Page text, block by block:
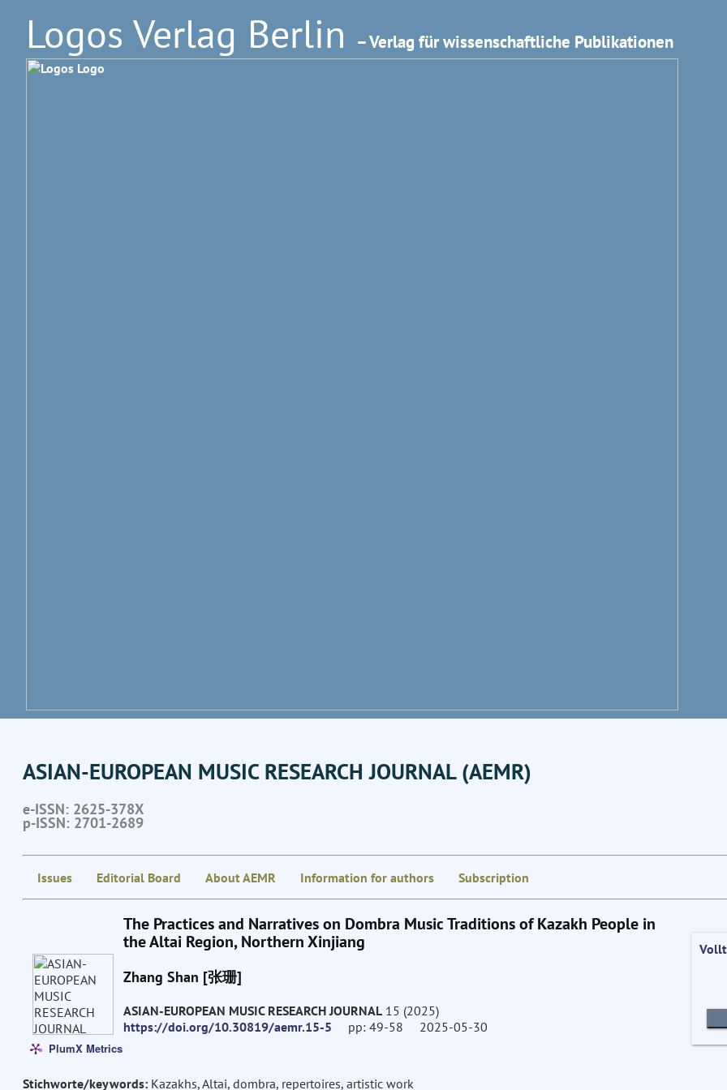
Logos Verlag Berlin – Verlag für wissenschaftliche Publikationen
ASIAN-EUROPEAN MUSIC RESEARCH JOURNAL (AEMR)
e-ISSN: 2625-378X
p-ISSN: 2701-2689
Issues Editorial Board About AEMR Information for authors Subscription
The Practices and Narratives on Dombra Music Traditions of Kazakh People in
the Altai Region, Northern Xinjiang
Zhang Shan [张珊]
ASIAN-EUROPEAN MUSIC RESEARCH JOURNAL15 (2025)
https://doi.org/10.30819/aemr.15-5 pp: 49-58 2025-05-30
PlumX Metrics
Stichworte/keywords:Kazakhs, Altai, dombra, repertoires, artistic work